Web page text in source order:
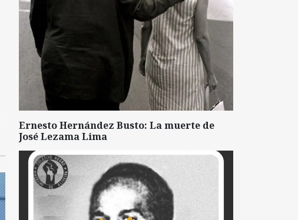
Ernesto Hernández Busto: La muerte de
José Lezama Lima